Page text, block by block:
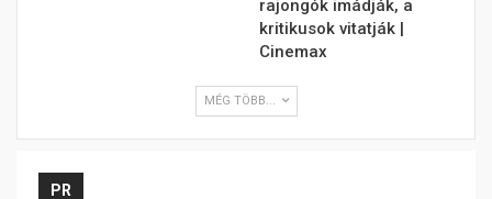
rajongók imádják, a
kritikusok vitatják |
Cinemax
MÉG TÖBB...
PR